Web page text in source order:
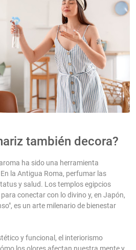
también decora?
ha sido una herramienta
la Antigua Roma, perfumar las
y salud. Los templos egipcios
conectar con lo divino y, en Japón,
es un arte milenario de bienestar
y funcional, el interiorismo